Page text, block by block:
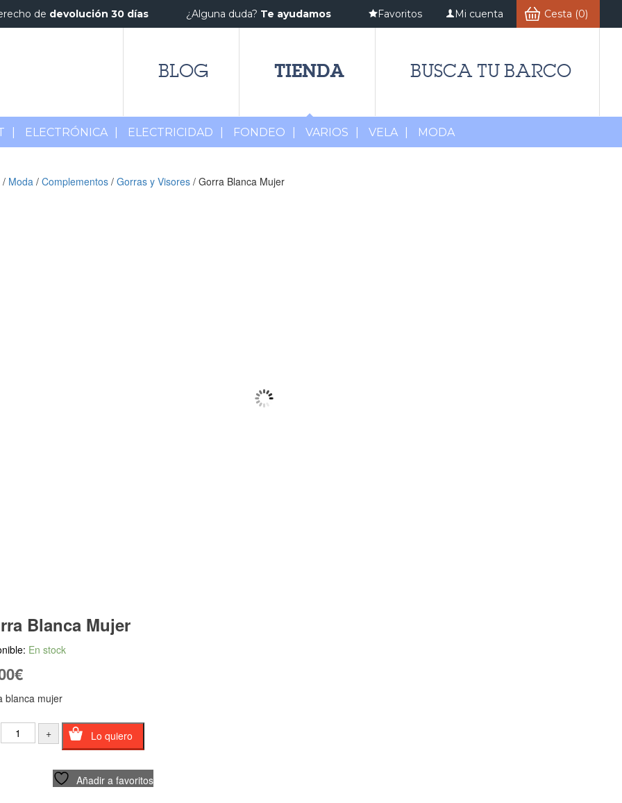
de devolución 30 días ¿Alguna duda? Te ayudamos Favoritos Mi cuenta Cesta (0)
BLOG TIENDA BUSCA TU BARCO
ELECTRÓNICA ELECTRICIDAD FONDEO VARIOS VELA MODA
/ Moda/ Complementos/ Gorras y Visores/ Gorra Blanca Mujer
Blanca Mujer
En stock
€
blanca mujer
Lo quiero
Añadir a favoritos